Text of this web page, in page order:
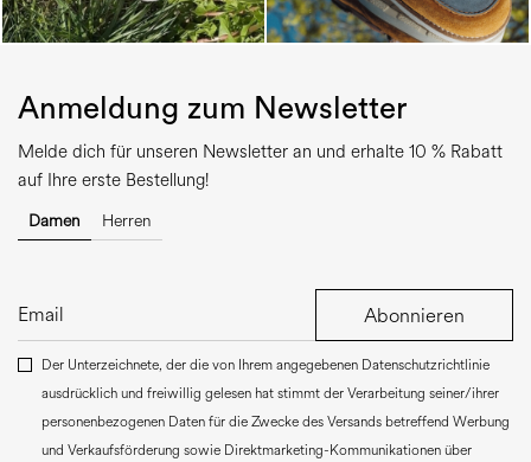
Anmeldung zum Newsletter
Melde dich für unseren Newsletter an und erhalte 10 % Rabatt
auf Ihre erste Bestellung!
Damen Herren
Abonnieren
Der Unterzeichnete, der die von Ihrem angegebenen Datenschutzrichtlinie
ausdrücklich und freiwillig gelesen hat stimmt der Verarbeitung seiner/ihrer
personenbezogenen Daten für die Zwecke des Versands betreffend Werbung
und Verkaufsförderung sowie Direktmarketing-Kommunikationen über